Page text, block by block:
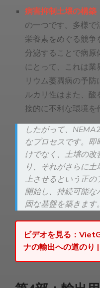
病害抑制土壌の構築
の一つです。多様で
栄養素をめぐる競争
分泌することで病
にとって、これは
リウム萎凋病の予
ルカリ性はまた、
接的に不利な環境を
したがって、
なプロセスです。
けでなく、土壌の
り、それがさらに
上させるという正の
開始し、持続可能な
固な基盤を築きます。
ビデオを見る：
ナの輸出への道のり